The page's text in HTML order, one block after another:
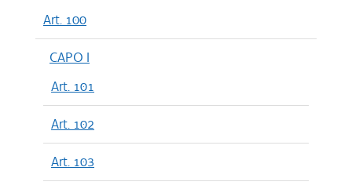
Art. 100
CAPO I
Art. 101
Art. 102
Art. 103